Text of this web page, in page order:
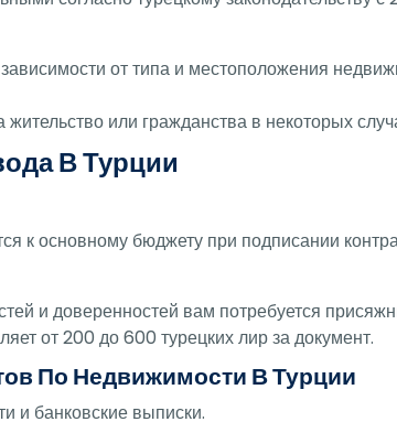
от типа и местоположения
или гражданства в некоторых
В Турции
к основному бюджету при подписании
и доверенностей вам потребуется
от 200 до 600 турецких лир за документ.
По Недвижимости В Турции
и банковские выписки.